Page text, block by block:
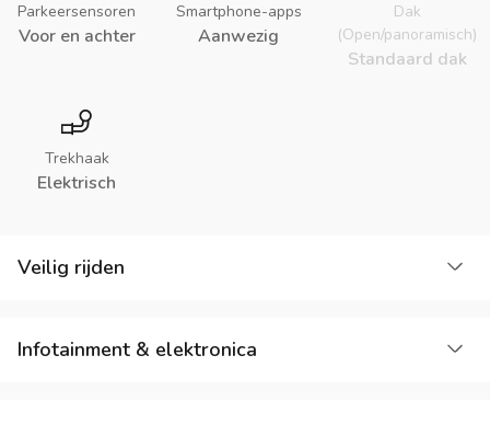
Parkeersensoren
Voor en achter
Smartphone-apps
Aanwezig
Dak
(Open/panoramisch)
Standaard dak
Trekhaak
Elektrisch
Veilig rijden
Infotainment & elektronica